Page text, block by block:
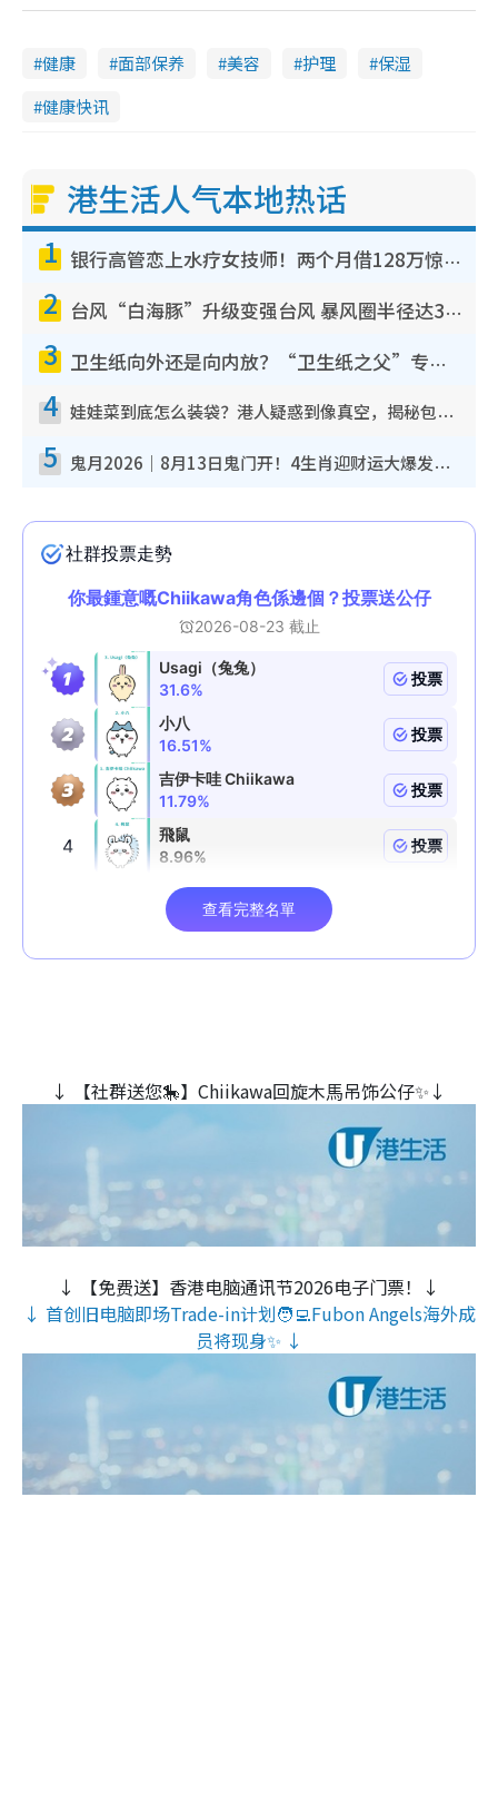
健康 面部保养 美容 护理
保湿
健康快讯
港生活人气本地热话
1 银行高管恋上水疗女技师！两个月借128万惊觉“沉船”沉落火海 揭背后疑似邪教操控卖淫
2 台风“白海豚”升级变强台风 暴风圈半径达320公里 面积足以覆盖多个城市
3 卫生纸向外还是向内放？“卫生纸之父”专利图曝光！官方揭正确摆法：放错易贴墙滋生细菌！
4 娃娃菜到底怎么装袋？港人疑惑到像真空，揭秘包装过程全靠1招：血汗钱不好赚
5 鬼月2026｜8月13日鬼门开！4生肖迎财运大爆发！专家：属Ｏ好手气 宜买六合彩
↓ 【社群送您🎠】Chiikawa回旋木⾺吊饰公仔✨↓
↓ 【免费送】香港电脑通讯节2026电子门票！↓
↓ 首创旧电脑即场Trade-in计划🧑‍💻Fubon Angels海外成
员将现身✨ ↓